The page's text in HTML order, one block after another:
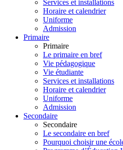
Services et installations
Horaire et calendrier
Uniforme
Admission
Primaire
Primaire
Le primaire en bref
Vie pédagogique
Vie étudiante
Services et installations
Horaire et calendrier
Uniforme
Admission
Secondaire
Secondaire
Le secondaire en bref
Pourquoi choisir une